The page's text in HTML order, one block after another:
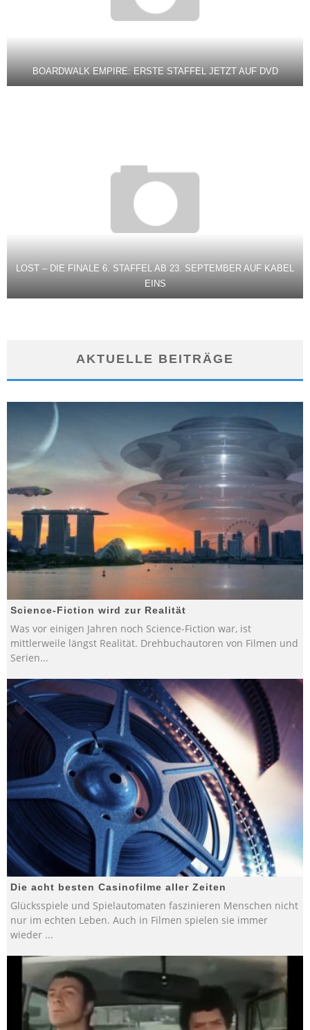
BOARDWALK EMPIRE: ERSTE STAFFEL JETZT AUF DVD
LOST – DIE FINALE 6. STAFFEL AB 23. SEPTEMBER AUF KABEL
EINS
AKTUELLE BEITRÄGE
Science-Fiction wird zur Realität
Was vor einigen Jahren noch Science-Fiction war, ist
mittlerweile längst Realität. Drehbuchautoren von Filmen und
Serien...
Die acht besten Casinofilme aller Zeiten
Glücksspiele und Spielautomaten faszinieren Menschen nicht
nur im echten Leben. Auch in Filmen spielen sie immer
wieder ...